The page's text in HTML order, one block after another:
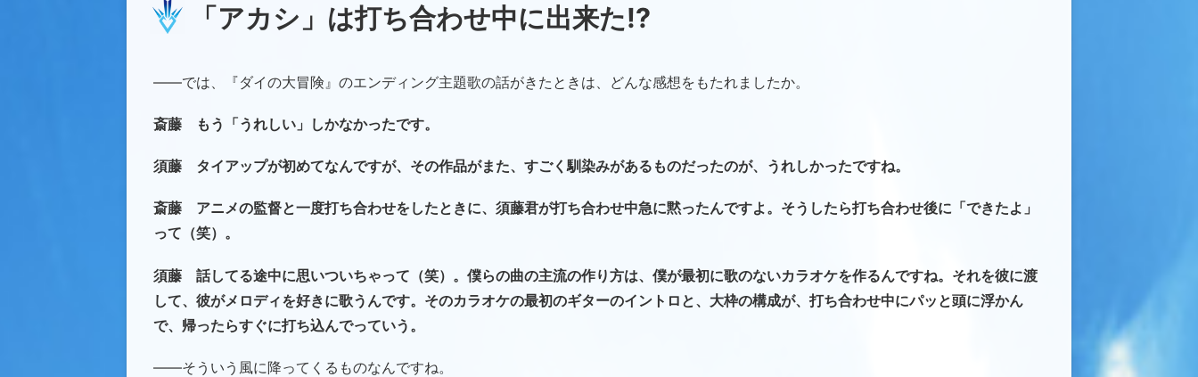
「アカシ」は打ち合わせ中に出来た!?
――では、『ダイの大冒険』のエンディング主題歌の話がきたときは、どんな感想をもたれましたか。
斎藤 もう「うれしい」しかなかったです。
須藤 タイアップが初めてなんですが、その作品がまた、すごく馴染みがあるものだったのが、うれしかったですね。
斎藤 アニメの監督と一度打ち合わせをしたときに、須藤君が打ち合わせ中急に黙ったんですよ。そうしたら打ち合わせ後に「できたよ」
って（笑）。
須藤 話してる途中に思いついちゃって（笑）。僕らの曲の主流の作り方は、僕が最初に歌のないカラオケを作るんですね。それを彼に渡
して、彼がメロディを好きに歌うんです。そのカラオケの最初のギターのイントロと、大枠の構成が、打ち合わせ中にパッと頭に浮かん
で、帰ったらすぐに打ち込んでっていう。
――そういう風に降ってくるものなんですね。